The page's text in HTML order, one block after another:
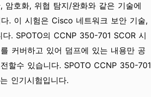
암호화, 위협 탐지/완화와 같은 기술에
. 이 시험은 Cisco 네트워크 보안 기술,
. SPOTO의 CCNP 350-701 SCOR 시
커버하고 있어 덤프에 있는 내용만 공
할수 있습니다. SPOTO CCNP 350-701
인기시험입니다.